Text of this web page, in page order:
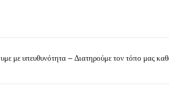
με υπευθυνότητα – Διατηρούμε τον τόπο μας